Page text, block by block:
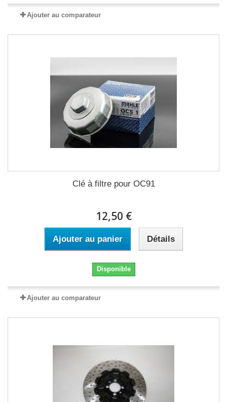
Ajouter au comparateur
Clé à filtre pour OC91
12,50 €
Ajouter au panier Détails
Disponible
Ajouter au comparateur